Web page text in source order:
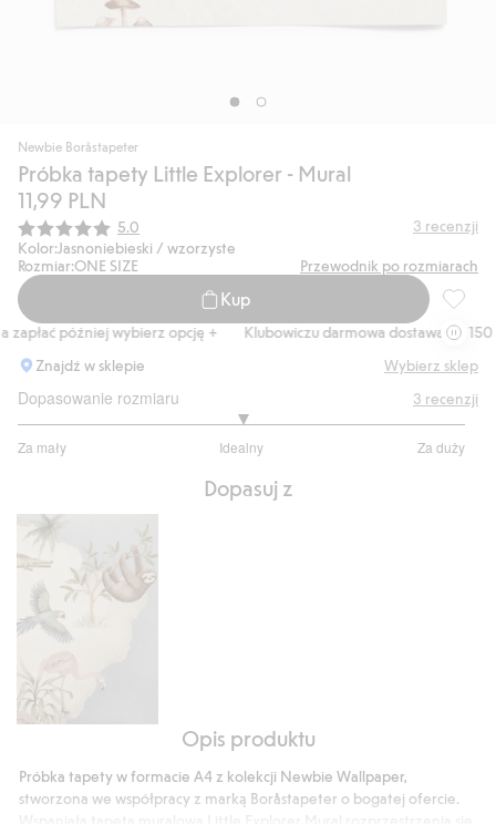
Newbie Boråstapeter
Próbka tapety Little Explorer - Mural
11,99 PLN
Średnia ocena:
5.0 3 recenzji
Kolor:Jasnoniebieski / wzorzyste
Rozmiar:ONE SIZE Przewodnik po rozmiarach
Kup
później wybierz opcję +
Klubowiczu darmowa dostawa od 150 zł
Znajdź w sklepie
Wybierz sklep
Dopasowanie rozmiaru
Za mały Idealny Za duży
na
2
głosów
3 recenzji
Dopasuj z
Explorer
Opis produktu
Próbka tapety w formacie A4 z kolekcji Newbie Wallpaper,
stworzona we współpracy z marką Boråstapeter o bogatej ofercie.